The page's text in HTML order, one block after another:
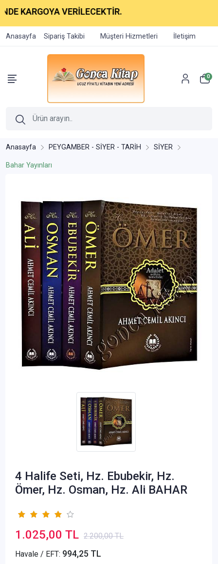
VERİLECEKTİR.
Anasayfa Sipariş Takibi Müşteri Hizmetleri İletişim
0
Anasayfa PEYGAMBER - SİYER - TARİH SİYER
Bahar Yayınları
4 Halife Seti, Hz. Ebubekir, Hz.
Ömer, Hz. Osman, Hz. Ali BAHAR
1.025,00 TL 2.200,00 TL
Havale / EFT: 994,25 TL